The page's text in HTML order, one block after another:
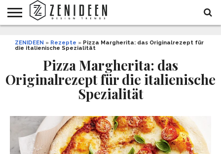
INNENDESIGN
ARCHITEKTUR
GARTEN
UND
LIFESTYLE
DEKO
&
DIY
STYLE
REZEPTE
GESUNDHEIT
WEIHNACHTEN
ZENIDEEN » Rezepte » Pizza Margherita: das Originalrezept für
die italienische Spezialität
Pizza Margherita: das
Originalrezept für die italienische
Spezialität